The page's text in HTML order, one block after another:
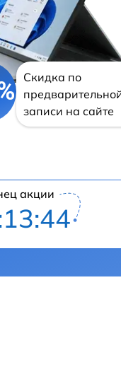
Скидка по
записи на сайте
акции